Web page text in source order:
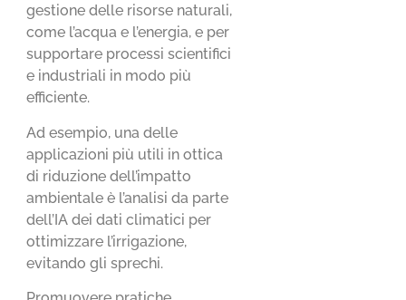
gestione delle risorse naturali,
come l’acqua e l’energia, e per
supportare processi scientifici
e industriali in modo più
efficiente.
Ad esempio, una delle
applicazioni più utili in ottica
di riduzione dell’impatto
ambientale è l’analisi da parte
dell’IA dei dati climatici per
ottimizzare l’irrigazione,
evitando gli sprechi.